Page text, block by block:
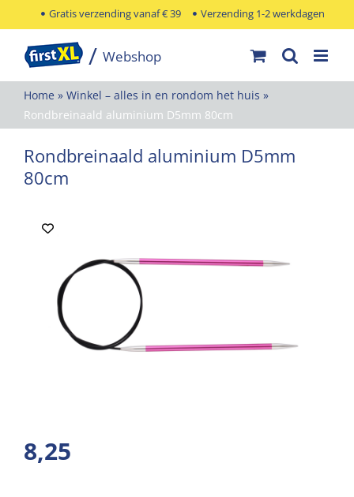
naar
inhoud
Gratis verzending vanaf € 39 Verzending 1-2 werkdagen
Home » Winkel – alles in en rondom het huis »
Rondbreinaald aluminium D5mm 80cm
Rondbreinaald aluminium D5mm
80cm
8,25